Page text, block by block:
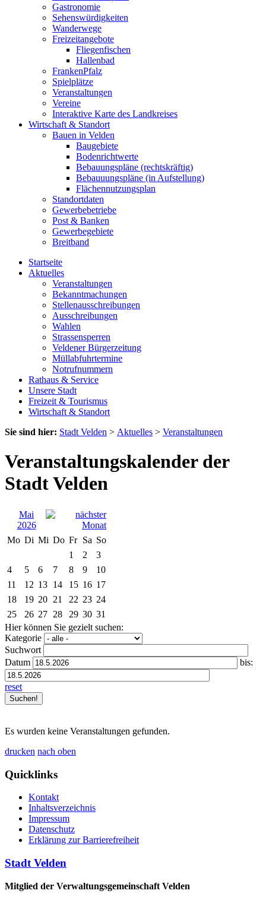
Gastronomie
Sehenswürdigkeiten
Wanderwege
Freizeitangebote
Fliegenfischen
Hallenbad
FrankenPfalz
Spielplätze
Veranstaltungen
Vereine
Interaktive Karte des Landkreises
Wirtschaft & Standort
Bauen in Velden
Baugebiete
Bodenrichtwerte
Bebauungspläne (rechtskräftig)
Bebauuungspläne (in Aufstellung)
Flächennutzungsplan
Standortdaten
Gewerbebetriebe
Post & Banken
Gewerbegebiete
Breitband
Startseite
Aktuelles
Veranstaltungen
Bekanntmachungen
Stellenausschreibungen
Ausschreibungen
Wahlen
Strassensperren
Veldener Bürgerzeitung
Müllabfuhrtermine
Notrufnummern
Rathaus & Service
Unsere Stadt
Freizeit & Tourismus
Wirtschaft & Standort
Sie sind hier: Stadt Velden > Aktuelles > Veranstaltungen
Veranstaltungskalender der
Stadt Velden
Mai
2026
Mo Di Mi Do Fr Sa So
1
2
3
4
5 6 7 8 9
10
11
12 13 14 15 16 17
18
19 20 21 22 23 24
25
26 27 28 29 30 31
Hier können Sie gezielt suchen:
Kategorie
Suchwort
Datum
bis:
reset
Es wurden keine Veranstaltungen gefunden.
drucken nach oben
Quicklinks
Kontakt
Inhaltsverzeichnis
Impressum
Datenschutz
Erklärung zur Barrierefreiheit
Stadt Velden
Mitglied der Verwaltungsgemeinschaft Velden